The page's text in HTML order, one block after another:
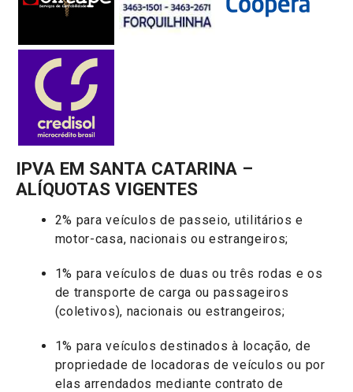
IPVA EM SANTA CATARINA –
ALÍQUOTAS VIGENTES
2% para veículos de passeio, utilitários e
motor-casa, nacionais ou estrangeiros;
1% para veículos de duas ou três rodas e os
de transporte de carga ou passageiros
(coletivos), nacionais ou estrangeiros;
1% para veículos destinados à locação, de
propriedade de locadoras de veículos ou por
elas arrendados mediante contrato de